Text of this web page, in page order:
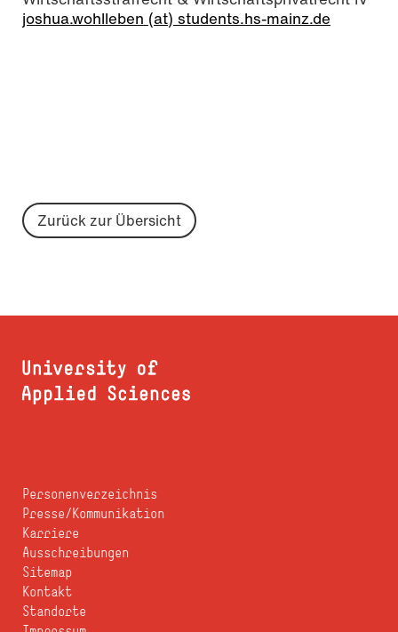
joshua.wohlleben (at) students.hs-mainz.de
Zurück zur Übersicht
Personenverzeichnis
Presse/Kommunikation
Karriere
Ausschreibungen
Sitemap
Kontakt
Standorte